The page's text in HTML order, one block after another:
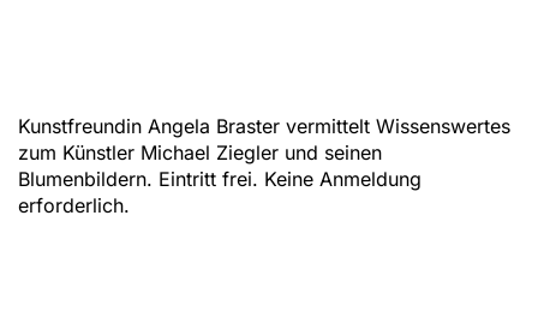
Kunstfreundin Angela Braster vermittelt Wissenswertes
zum Künstler Michael Ziegler und seinen
Blumenbildern. Eintritt frei. Keine Anmeldung
erforderlich.